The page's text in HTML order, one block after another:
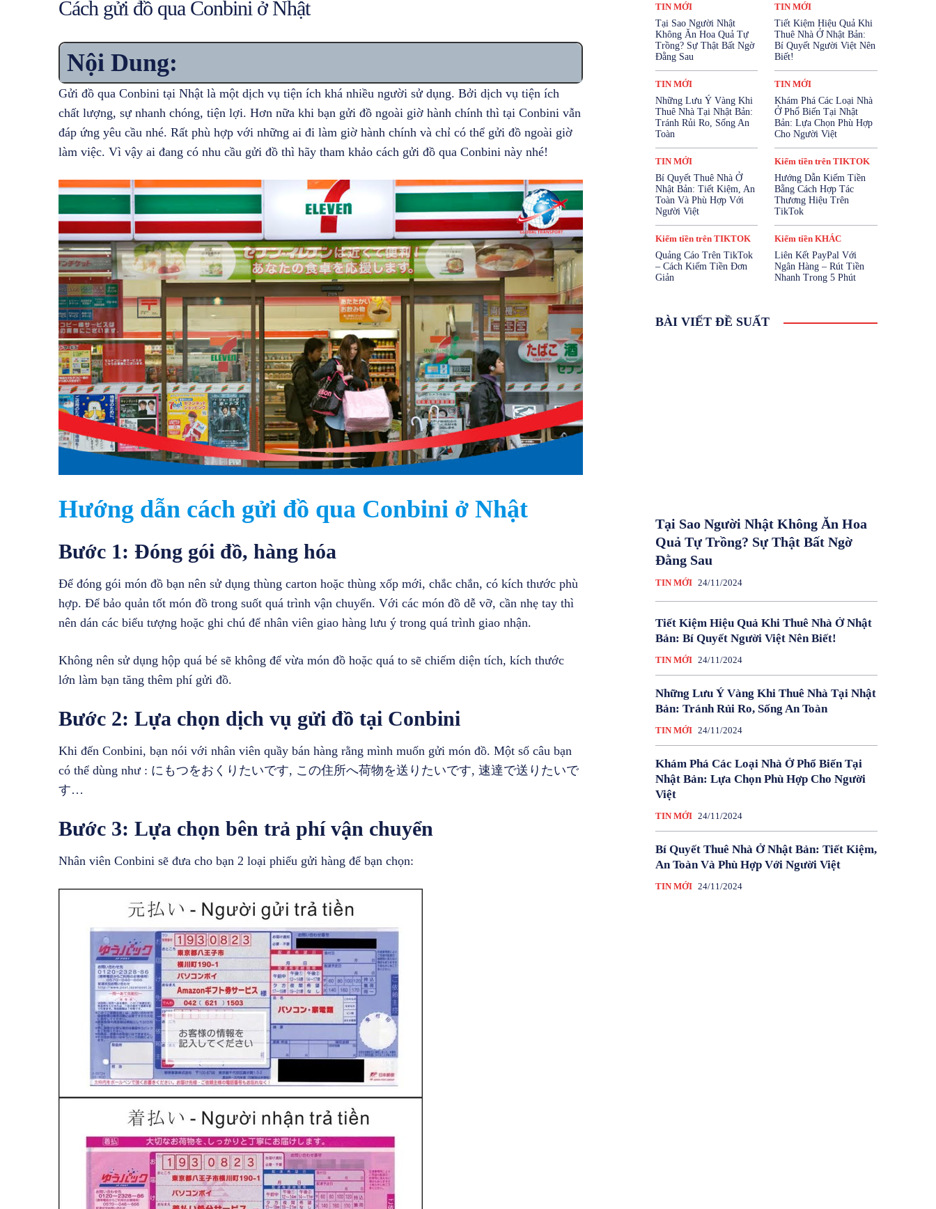
Cách gửi đồ qua Conbini ở Nhật
Nội Dung:
Gửi đồ qua Conbini tại Nhật là một dịch vụ tiện ích khá nhiều người sử dụng. Bởi dịch vụ tiện ích
chất lượng, sự nhanh chóng, tiện lợi. Hơn nữa khi bạn gửi đồ ngoài giờ hành chính thì tại Conbini vẫn
đáp ứng yêu cầu nhé. Rất phù hợp với những ai đi làm giờ hành chính và chỉ có thể gửi đồ ngoài giờ
làm việc. Vì vậy ai đang có nhu cầu gửi đồ thì hãy tham khảo cách gửi đồ qua Conbini này nhé!
Hướng dẫn cách gửi đồ qua Conbini ở Nhật
Bước 1: Đóng gói đồ, hàng hóa
Để đóng gói món đồ bạn nên sử dụng thùng carton hoặc thùng xốp mới, chắc chắn, có kích thước phù
hợp. Để bảo quản tốt món đồ trong suốt quá trình vận chuyển. Với các món đồ dễ vỡ, cần nhẹ tay thì
nên dán các biểu tượng hoặc ghi chú để nhân viên giao hàng lưu ý trong quá trình giao nhận.
Không nên sử dụng hộp quá bé sẽ không để vừa món đồ hoặc quá to sẽ chiếm diện tích, kích thước
lớn làm bạn tăng thêm phí gửi đồ.
Bước 2: Lựa chọn dịch vụ gửi đồ tại Conbini
Khi đến Conbini, bạn nói với nhân viên quầy bán hàng rằng mình muốn gửi món đồ. Một số câu bạn
có thể dùng như : にもつをおくりたいです, この住所へ荷物を送りたいです, 速達で送りたいで
す…
Bước 3: Lựa chọn bên trả phí vận chuyển
Nhân viên Conbini sẽ đưa cho bạn 2 loại phiếu gửi hàng để bạn chọn:
Kiếm tiền trên FACEBOOK
Kiếm tiền trên TIKTOK
Kiếm tiền trên YOUTUBE
Mở Tài Khoản Ngân Hàng
Mua Bảo Hiểm Online
Sản Phẩm Cho Trẻ Em
Tài Chính & Bảo Hiểm
TĂNG CƯỜNG SINH LÝ
Thiết Bị Điện Tử
Thời Trang
Thực Phẩm & Đồ Uống
Vay Tiền Online
Vay Tín Chấp
Nhiều hơn
TIN MỚI
Tại Sao Người Nhật
Không Ăn Hoa Quả Tự
Trồng? Sự Thật Bất Ngờ
Đằng Sau
TIN MỚI
Tiết Kiệm Hiệu Quả Khi
Thuê Nhà Ở Nhật Bản:
Bí Quyết Người Việt Nên
Biết!
TIN MỚI
Những Lưu Ý Vàng Khi
Thuê Nhà Tại Nhật Bản:
Tránh Rủi Ro, Sống An
Toàn
TIN MỚI
Khám Phá Các Loại Nhà
Ở Phổ Biến Tại Nhật
Bản: Lựa Chọn Phù Hợp
Cho Người Việt
TIN MỚI
Bí Quyết Thuê Nhà Ở
Nhật Bản: Tiết Kiệm, An
Toàn Và Phù Hợp Với
Người Việt
Kiếm tiền trên TIKTOK
Hướng Dẫn Kiếm Tiền
Bằng Cách Hợp Tác
Thương Hiệu Trên
TikTok
Kiếm tiền trên TIKTOK
Quảng Cáo Trên TikTok
– Cách Kiếm Tiền Đơn
Giản
Kiếm tiền KHÁC
Liên Kết PayPal Với
Ngân Hàng – Rút Tiền
Nhanh Trong 5 Phút
BÀI VIẾT ĐỀ SUẤT
Tại Sao Người Nhật Không Ăn Hoa
Quả Tự Trồng? Sự Thật Bất Ngờ
Đằng Sau
TIN MỚI 24/11/2024
Tiết Kiệm Hiệu Quả Khi Thuê Nhà Ở Nhật
Bản: Bí Quyết Người Việt Nên Biết!
TIN MỚI 24/11/2024
Những Lưu Ý Vàng Khi Thuê Nhà Tại Nhật
Bản: Tránh Rủi Ro, Sống An Toàn
TIN MỚI 24/11/2024
Khám Phá Các Loại Nhà Ở Phổ Biến Tại
Nhật Bản: Lựa Chọn Phù Hợp Cho Người
Việt
TIN MỚI 24/11/2024
Bí Quyết Thuê Nhà Ở Nhật Bản: Tiết Kiệm,
An Toàn Và Phù Hợp Với Người Việt
TIN MỚI 24/11/2024